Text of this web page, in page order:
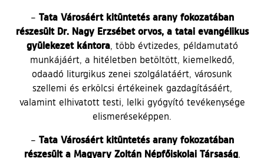
– Tata Városáért kitüntetés arany fokozatában
részesült Dr. Nagy Erzsébet orvos, a tatai evangélikus
gyülekezet kántora, több évtizedes, példamutató
munkájáért, a hitéletben betöltött, kiemelkedő,
odaadó liturgikus zenei szolgálatáért, városunk
szellemi és erkölcsi értékeinek gazdagításáért,
valamint elhivatott testi, lelki gyógyító tevékenysége
elismeréseképpen.
– Tata Városáért kitüntetés arany fokozatában
részesült a Magyary Zoltán Népfőiskolai Társaság,